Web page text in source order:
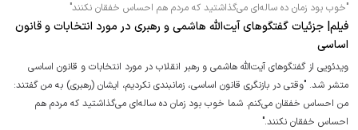
"خوب بود زمان ده ساله‌ای می‌گذاشتید که مردم هم احساس خفقان نکنند"
فیلم| جزئیات گفتگو‌های آیت‌الله هاشمی و رهبری در مورد انتخابات و قانون
اساسی
ویدئویی از گفتگو‌های آیت‌الله هاشمی و رهبر انقلاب در مورد انتخابات و قانون اساسی
متشر شد. "وقتی در بازنگری قانون اساسی، زمانبندی نکردیم، ایشان (رهبری) به من گفتند:
من احساس خفقان می‌کنم. شما خوب بود زمان ده ساله‌ای می‌گذاشتید که مردم هم
احساس خفقان نکنند."